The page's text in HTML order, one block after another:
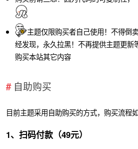
主题仅限购买者自己使用！不得倒
经发现，永久拉黑！不再提供主题更新
购买本站其它内容
自助购买
目前主题采用自助购买的方式，购买流程如
1、扫码付款（49元）